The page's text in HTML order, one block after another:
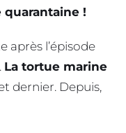
quarantaine !
après l’épisode
La tortue marine
dernier. Depuis,